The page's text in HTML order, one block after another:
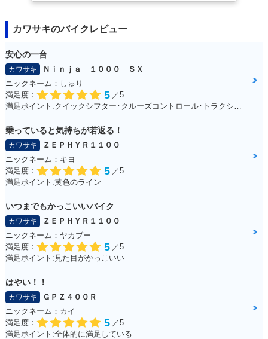
カワサキのバイクレビュー
安心の一台
カワサキ
Ｎｉｎｊａ １０００ ＳＸ
ニックネーム：しゅり
満足度：
5 ／5
乗っていると気持ちが若返る！
カワサキ
ＺＥＰＨＹＲ１１００
ニックネーム：キヨ
満足度：
5 ／5
満足ポイント:黄色のライン
いつまでもかっこいいバイク
カワサキ
ＺＥＰＨＹＲ１１００
ニックネーム：ヤカブー
満足度：
5 ／5
満足ポイント:見た目がかっこいい
はやい！！
カワサキ
ＧＰＺ４００Ｒ
ニックネーム：カイ
満足度：
5 ／5
満足ポイント:全体的に満足している